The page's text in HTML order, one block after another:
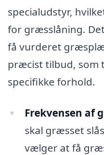
specialudstyr,
for græsslåning.
få vurderet
præcist tilbud, som
specifikke forhold.
Frekvensen af
skal græsset
vælger at få